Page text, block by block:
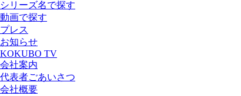
シリーズ名で探す
動画で探す
プレス
お知らせ
KOKUBO TV
会社案内
代表者ごあいさつ
会社概要